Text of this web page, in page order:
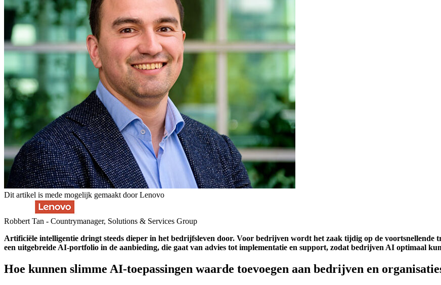
Dit artikel is mede mogelijk gemaakt door Lenovo
Robbert Tan - Countrymanager, Solutions & Services Group
Artificiële intelligentie dringt steeds dieper in het bedrijfsleven door. Voor bedrijven wordt het zaak tijdig op de voortsnellende
een uitgebreide AI-portfolio in de aanbieding, die gaat van advies tot implementatie en support, zodat bedrijven AI optimaal
Hoe kunnen slimme AI-toepassingen waarde toevoegen aan bedrijven en